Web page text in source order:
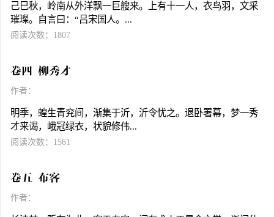
己巳秋，岭南从外洋飘一巨艘来。上有十一人，衣鸟羽，文采
璀璨。自言曰：“吕宋国人。...
阅读次数：1807
卷四 柳秀才
作者：
明季，蝗生青兖间，渐集于沂，沂令忧之。退卧署幕，梦一秀
才来谒，峨冠绿衣，状貌修伟...
阅读次数：1561
卷五 布客
作者：